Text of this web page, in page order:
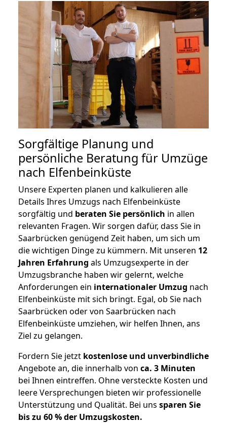
Sorgfältige Planung und
persönliche Beratung für Umzüge
nach Elfenbeinküste
Unsere Experten planen und kalkulieren alle
Details Ihres Umzugs nach Elfenbeinküste
sorgfältig und beraten Sie persönlich in allen
relevanten Fragen. Wir sorgen dafür, dass Sie in
Saarbrücken genügend Zeit haben, um sich um
die wichtigen Dinge zu kümmern. Mit unseren 12
Jahren Erfahrung als Umzugsexperte in der
Umzugsbranche haben wir gelernt, welche
Anforderungen ein internationaler Umzug nach
Elfenbeinküste mit sich bringt. Egal, ob Sie nach
Saarbrücken oder von Saarbrücken nach
Elfenbeinküste umziehen, wir helfen Ihnen, ans
Ziel zu gelangen.
Fordern Sie jetzt kostenlose und unverbindliche
Angebote an, die innerhalb von ca. 3 Minuten
bei Ihnen eintreffen. Ohne versteckte Kosten und
leere Versprechungen bieten wir professionelle
Unterstützung und Qualität. Bei uns sparen Sie
bis zu 60 % der Umzugskosten.